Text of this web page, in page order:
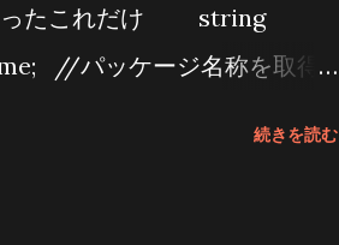
作成]
たったこれだけ string
//パッケージ名称を取得
続きを読む